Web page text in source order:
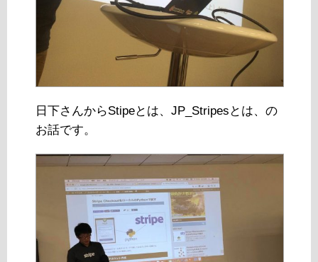
日下さんからStipeとは、JP_Stripesとは、の
お話です。